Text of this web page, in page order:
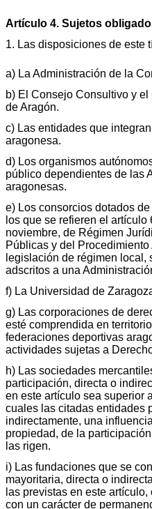
Artículo 4. Sujetos
1. Las disposiciones de este
a) La Administración de la
b) El Consejo Consultivo y
de Aragón.
c) Las entidades que
aragonesa.
d) Los organismos
público dependientes de las
aragonesas.
e) Los consorcios dotados
los que se refieren el
noviembre, de Régimen
Públicas y del
legislación de régimen local,
adscritos a una
f) La Universidad de
g) Las corporaciones de
esté comprendida en
federaciones deportivas
actividades sujetas a
h) Las sociedades
participación, directa o
en este artículo sea superior
cuales las citadas entidades
indirectamente, una
propiedad, de la
las rigen.
i) Las fundaciones que se
mayoritaria, directa o
las previstas en este
con un carácter de